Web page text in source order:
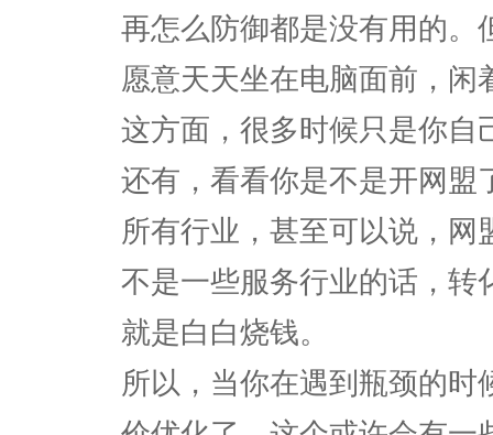
再怎么防御都是没有用的。
愿意天天坐在电脑面前，
这方面，很多时候只是你自
还有，看看你是不是开网盟
所有行业，甚至可以说，
不是一些服务行业的话，转
就是白白烧钱。
所以，当你在遇到瓶颈的